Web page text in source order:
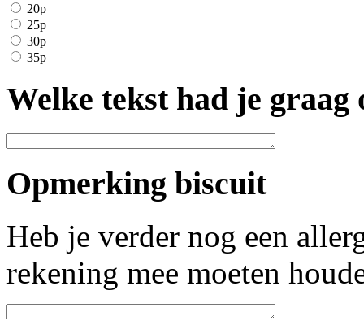
20p
25p
30p
35p
Welke tekst had je graag
Opmerking biscuit
Heb je verder nog een
rekening mee moeten